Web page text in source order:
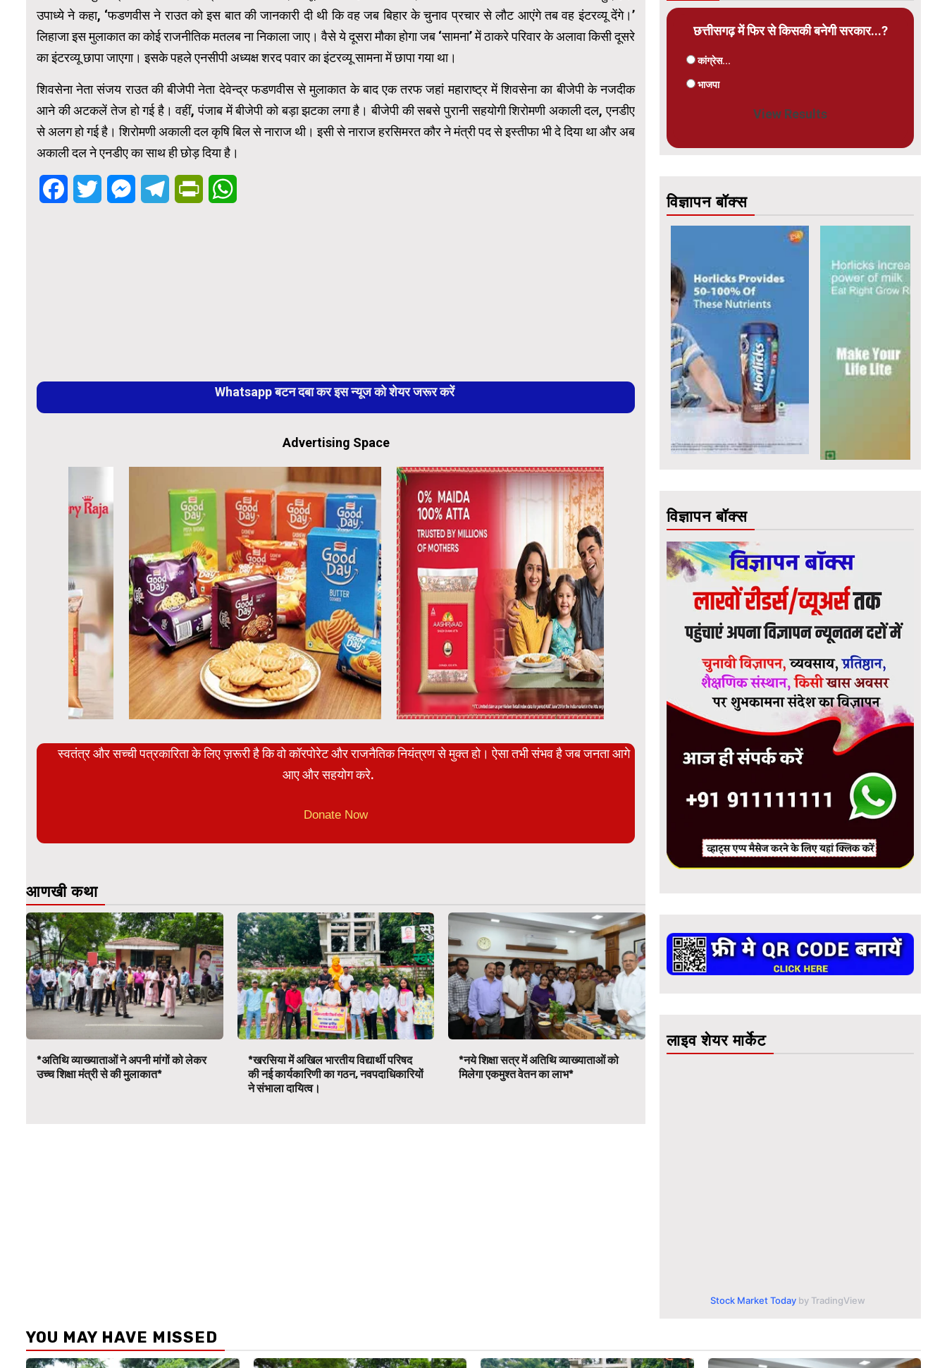
उपाध्ये ने कहा, ‘फडणवीस ने राउत को इस बात की जानकारी दी थी कि वह जब बिहार के चुनाव प्रचार से लौट आएंगे तब वह इंटरव्यू देंगे।’
लिहाजा इस मुलाकात का कोई राजनीतिक मतलब ना निकाला जाए। वैसे ये दूसरा मौका होगा जब ‘सामना’ में ठाकरे परिवार के अलावा किसी दूसरे
का इंटरव्यू छापा जाएगा। इसके पहले एनसीपी अध्यक्ष शरद पवार का इंटरव्यू सामना में छापा गया था।
शिवसेना नेता संजय राउत की बीजेपी नेता देवेन्द्र फडणवीस से मुलाकात के बाद एक तरफ जहां महाराष्ट्र में शिवसेना का बीजेपी के नजदीक
आने की अटकलें तेज हो गई है। वहीं, पंजाब में बीजेपी को बड़ा झटका लगा है। बीजेपी की सबसे पुरानी सहयोगी शिरोमणी अकाली दल, एनडीए
से अलग हो गई है। शिरोमणी अकाली दल कृषि बिल से नाराज थी। इसी से नाराज हरसिमरत कौर ने मंत्री पद से इस्तीफा भी दे दिया था और अब
अकाली दल ने एनडीए का साथ ही छोड़ दिया है।
FacebookTwitter MessengerTelegramPrintFriendly
Whatsapp बटन दबा कर इस न्यूज को शेयर जरूर करें
Advertising Space
स्वतंत्र और सच्ची पत्रकारिता के लिए ज़रूरी है कि वो कॉरपोरेट और राजनैतिक नियंत्रण से मुक्त हो। ऐसा तभी संभव है जब जनता आगे
आए और सहयोग करे.
Donate Now
आणखी कथा
*अतिथि व्याख्याताओं ने अपनी मांगों को लेकर
उच्च शिक्षा मंत्री से की मुलाकात*
*खरसिया में अखिल भारतीय विद्यार्थी परिषद
की नई कार्यकारिणी का गठन, नवपदाधिकारियों
ने संभाला दायित्व।
*नये शिक्षा सत्र में अतिथि व्याख्याताओं को
मिलेगा एकमुश्त वेतन का लाभ*
छत्तीसगढ़ में फिर से किसकी बनेगी सरकार...?
कांग्रेस...
भाजपा
View Results
विज्ञापन बॉक्स
विज्ञापन बॉक्स
लाइव शेयर मार्केट
Stock Market Today by TradingView
YOU MAY HAVE MISSED